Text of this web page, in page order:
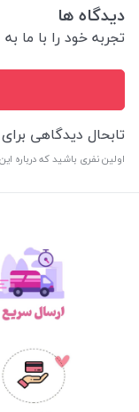
دیدگاه ها
تجربه خود را با ما
تابحال دیدگاهی
اولین نفری باشید که